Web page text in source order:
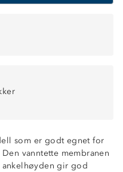
som er godt egnet for
vanntette membranen
gir god